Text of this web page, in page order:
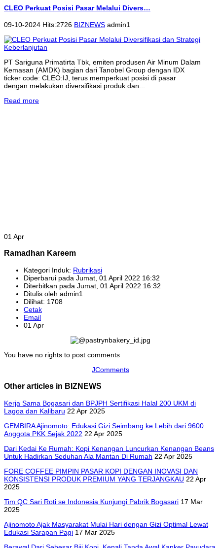
CLEO Perkuat Posisi Pasar Melalui Divers…
09-10-2024 Hits:2726 BIZNEWS admin1
PT Sariguna Primatirta Tbk, emiten produsen Air Minum Dalam
Kemasan (AMDK) bagian dari Tanobel Group dengan IDX
ticker code: CLEO:IJ, terus memperkuat posisi di pasar
dengan melakukan diversifikasi produk dan...
Read more
01 Apr
Ramadhan Kareem
Kategori Induk: Rubrikasi
Diperbarui pada Jumat, 01 April 2022 16:32
Diterbitkan pada Jumat, 01 April 2022 16:32
Ditulis oleh admin1
Dilihat: 1708
Cetak
Email
01 Apr
You have no rights to post comments
JComments
Other articles in BIZNEWS
Kerja Sama Bogasari dan BPJPH Sertifikasi Halal 200 UKM di
Lagoa dan Kalibaru 22 Apr 2025
GEMBIRA Ajinomoto: Edukasi Gizi Seimbang ke Lebih dari 9600
Anggota PKK Sejak 2022 22 Apr 2025
Dari Kedai Ke Rumah: Kopi Kenangan Luncurkan Kenangan Beans
Untuk Hadirkan Seduhan Ala Mantan Di Rumah 22 Apr 2025
FORE COFFEE PIMPIN PASAR KOPI DENGAN INOVASI DAN
KONSISTENSI PRODUK PREMIUM YANG TERJANGKAU 22 Apr
2025
Tim QC Sari Roti se Indonesia Kunjungi Pabrik Bogasari 17 Mar
2025
Ajinomoto Ajak Masyarakat Mulai Hari dengan Gizi Optimal Lewat
Edukasi Sarapan Pagi 17 Mar 2025